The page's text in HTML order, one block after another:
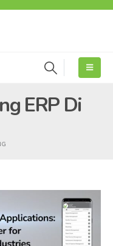
ERP Di